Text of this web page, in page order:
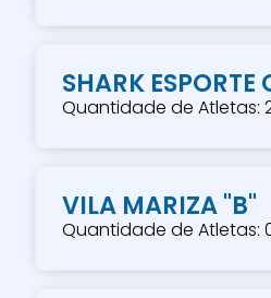
SHARK ESPORTE
Quantidade de Atletas:
VILA MARIZA "B"
Quantidade de Atletas: